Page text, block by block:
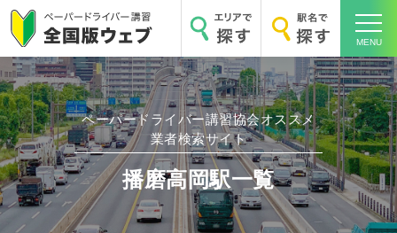
MENU
ホーム
エリアで探す
ペーパードライバー講習協会オススメ
業者検索サイト
播磨高岡駅一覧